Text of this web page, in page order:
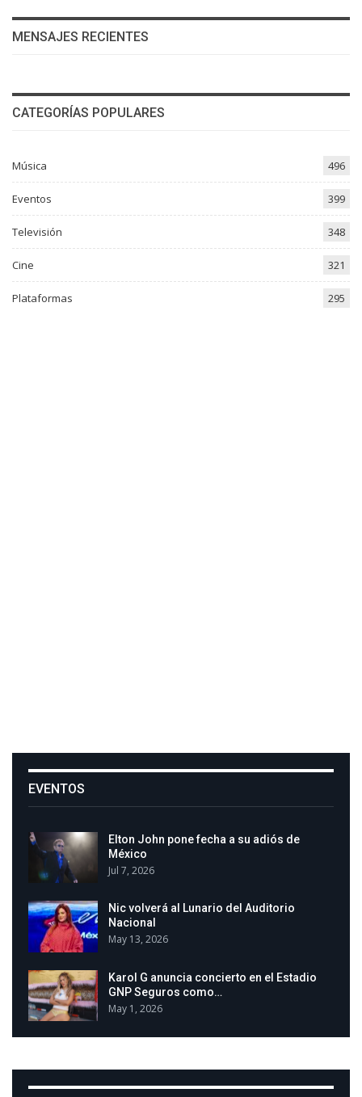
MENSAJES RECIENTES
CATEGORÍAS POPULARES
Música 496
Eventos 399
Televisión 348
Cine 321
Plataformas 295
EVENTOS
Elton John pone fecha a su adiós de
México
Jul 7, 2026
Nic volverá al Lunario del Auditorio
Nacional
May 13, 2026
Karol G anuncia concierto en el Estadio
GNP Seguros como…
May 1, 2026